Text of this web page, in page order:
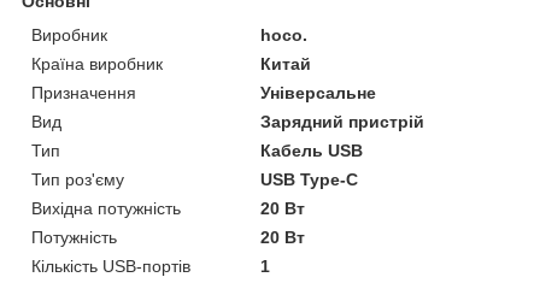
Виробник
hoco.
Країна виробник
Китай
Призначення
Універсальне
Вид
Зарядний пристрій
Тип
Кабель USB
Тип роз'єму
USB Type-C
Вихідна потужність
20 Вт
Потужність
20 Вт
Кількість USB-портів
1